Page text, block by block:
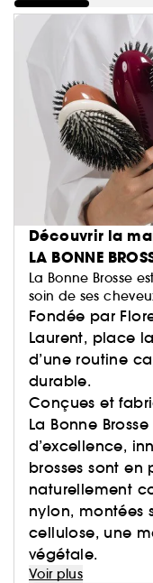
Découvrir la
LA BONNE
La Bonne Brosse
soin de ses
Fondée par
Laurent, place
d’une routine
durable.
Conçues et
La Bonne
d’excellence,
brosses sont en
naturellement
nylon, montées
cellulose, une
végétale.
Voir plus